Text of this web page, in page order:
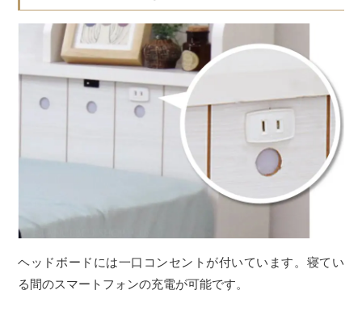
ヘッドボードには一口コンセントが付いています。寝てい
る間のスマートフォンの充電が可能です。